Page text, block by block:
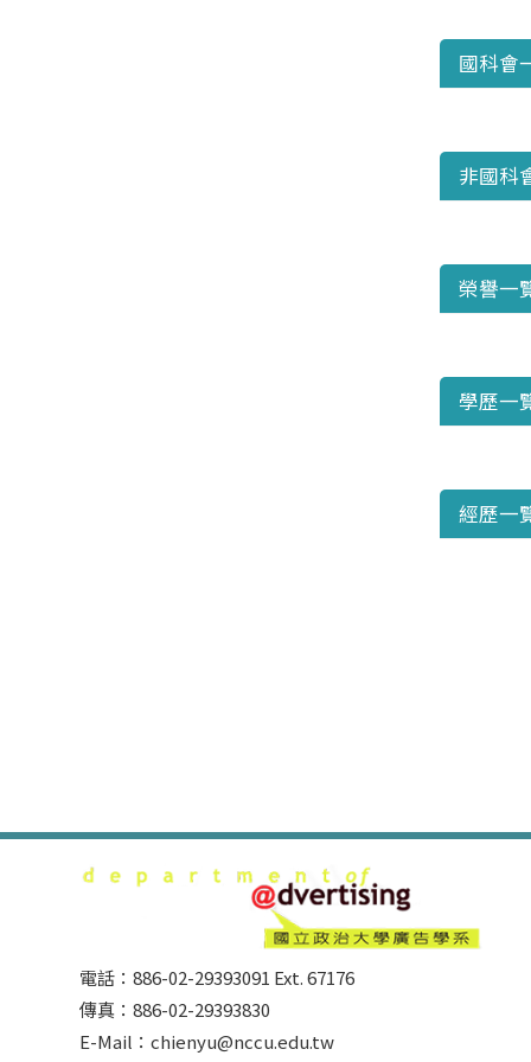
國科會
非國科
榮譽一
學歷一
經歷一
電話：886-02-29393091 Ext. 67176
傳真：886-02-29393830
E-Mail：chienyu@nccu.edu.tw